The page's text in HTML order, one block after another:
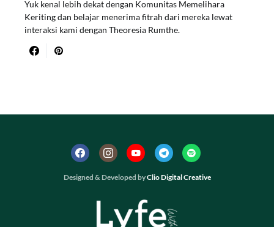
Yuk kenal lebih dekat dengan Komunitas Memelihara
Keriting dan belajar menerima fitrah dari mereka lewat
interaksi kami dengan Theoresia Rumthe.
Designed & Developed byClio Digital Creative